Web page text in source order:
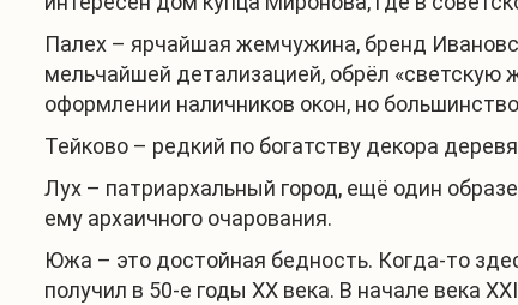
Палех – ярчайшая жемчужина, бренд
мельчайшей детализацией, обрёл «светскую
оформлении наличников окон, но
Тейково – редкий по богатству декора
Лух – патриархальный город, ещё один
ему архаичного очарования.
Южа – это достойная бедность. Когда-то
получил в 50-е годы ХХ века. В начале века